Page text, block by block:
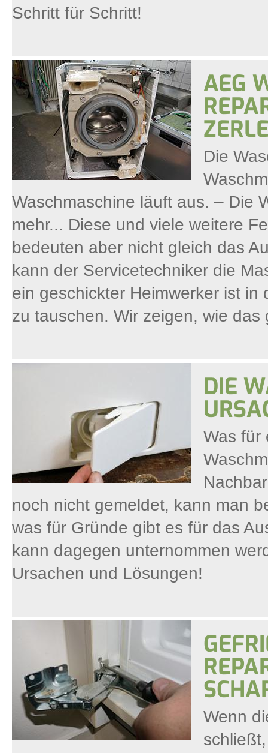
Schritt für Schritt!
AEG
Die
Waschmaschine läuft aus. – Die
mehr... Diese und viele weitere
bedeuten aber nicht gleich das
kann der Servicetechniker die
ein geschickter Heimwerker ist in
zu tauschen. Wir zeigen, wie das
DIE
Was für
noch nicht gemeldet, kann man
was für Gründe gibt es für das
kann dagegen unternommen
Ursachen und Lösungen!
Wenn